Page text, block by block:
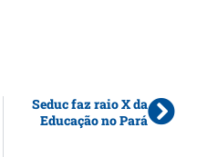
Seduc faz raio X da
Educação no Pará